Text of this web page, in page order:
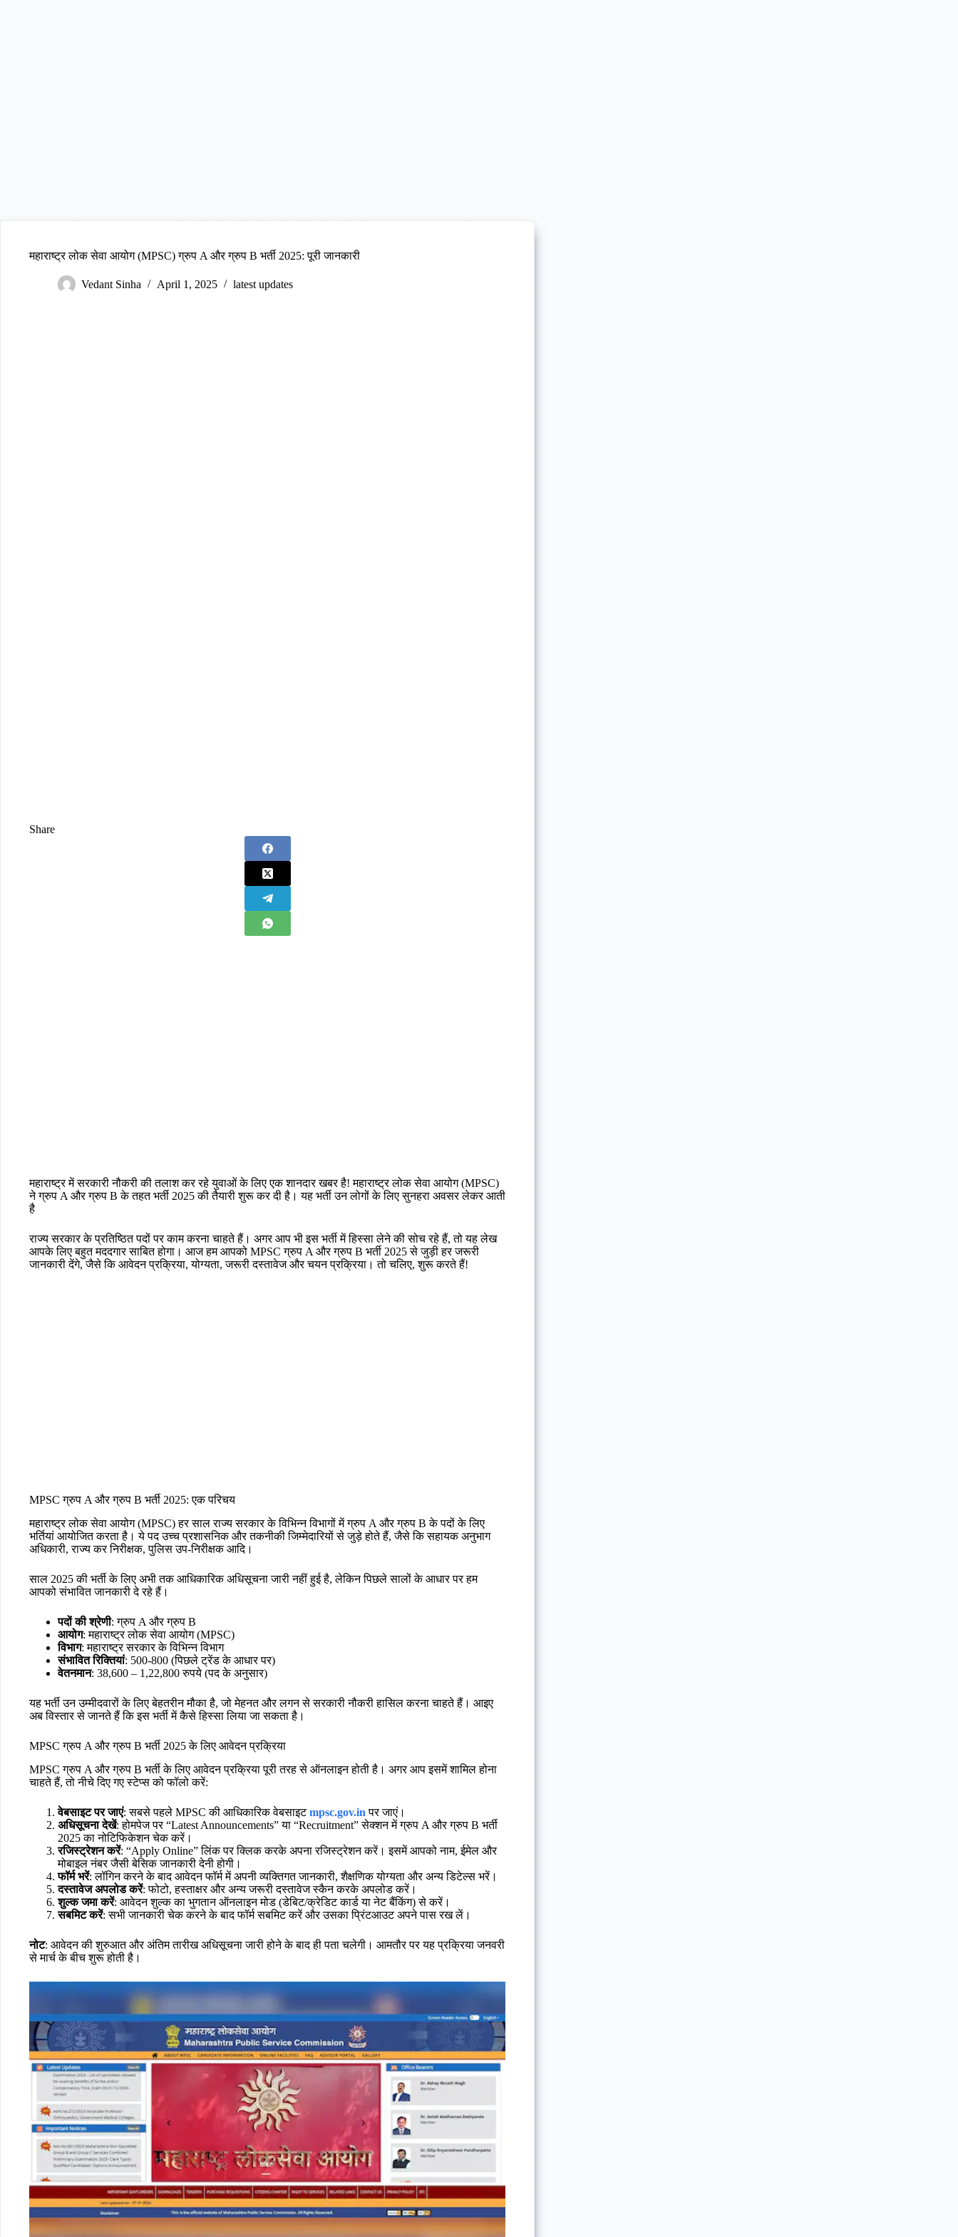
महाराष्ट्र लोक सेवा आयोग (MPSC) ग्रुप A और ग्रुप B भर्ती 2025: पूरी जानकारी
Vedant Sinha April 1, 2025 latest updates
Share
महाराष्ट्र में सरकारी नौकरी की तलाश कर रहे युवाओं के लिए एक शानदार खबर है! महाराष्ट्र लोक सेवा आयोग (MPSC)
ने ग्रुप A और ग्रुप B के तहत भर्ती 2025 की तैयारी शुरू कर दी है। यह भर्ती उन लोगों के लिए सुनहरा अवसर लेकर आती
है
राज्य सरकार के प्रतिष्ठित पदों पर काम करना चाहते हैं। अगर आप भी इस भर्ती में हिस्सा लेने की सोच रहे हैं, तो यह लेख
आपके लिए बहुत मददगार साबित होगा। आज हम आपको MPSC ग्रुप A और ग्रुप B भर्ती 2025 से जुड़ी हर जरूरी
जानकारी देंगे, जैसे कि आवेदन प्रक्रिया, योग्यता, जरूरी दस्तावेज और चयन प्रक्रिया। तो चलिए, शुरू करते हैं!
MPSC ग्रुप A और ग्रुप B भर्ती 2025: एक परिचय
महाराष्ट्र लोक सेवा आयोग (MPSC) हर साल राज्य सरकार के विभिन्न विभागों में ग्रुप A और ग्रुप B के पदों के लिए
भर्तियां आयोजित करता है। ये पद उच्च प्रशासनिक और तकनीकी जिम्मेदारियों से जुड़े होते हैं, जैसे कि सहायक अनुभाग
अधिकारी, राज्य कर निरीक्षक, पुलिस उप-निरीक्षक आदि।
साल 2025 की भर्ती के लिए अभी तक आधिकारिक अधिसूचना जारी नहीं हुई है, लेकिन पिछले सालों के आधार पर हम
आपको संभावित जानकारी दे रहे हैं।
पदों की श्रेणी: ग्रुप A और ग्रुप B
आयोग: महाराष्ट्र लोक सेवा आयोग (MPSC)
विभाग: महाराष्ट्र सरकार के विभिन्न विभाग
संभावित रिक्तियां: 500-800 (पिछले ट्रेंड के आधार पर)
वेतनमान: 38,600 – 1,22,800 रुपये (पद के अनुसार)
यह भर्ती उन उम्मीदवारों के लिए बेहतरीन मौका है, जो मेहनत और लगन से सरकारी नौकरी हासिल करना चाहते हैं। आइए
अब विस्तार से जानते हैं कि इस भर्ती में कैसे हिस्सा लिया जा सकता है।
MPSC ग्रुप A और ग्रुप B भर्ती 2025 के लिए आवेदन प्रक्रिया
MPSC ग्रुप A और ग्रुप B भर्ती के लिए आवेदन प्रक्रिया पूरी तरह से ऑनलाइन होती है। अगर आप इसमें शामिल होना
चाहते हैं, तो नीचे दिए गए स्टेप्स को फॉलो करें:
वेबसाइट पर जाएं: सबसे पहले MPSC की आधिकारिक वेबसाइटmpsc.gov.in पर जाएं।
अधिसूचना देखें: होमपेज पर “Latest Announcements” या “Recruitment” सेक्शन में ग्रुप A और ग्रुप B भर्ती
2025 का नोटिफिकेशन चेक करें।
रजिस्ट्रेशन करें: “Apply Online” लिंक पर क्लिक करके अपना रजिस्ट्रेशन करें। इसमें आपको नाम, ईमेल और
मोबाइल नंबर जैसी बेसिक जानकारी देनी होगी।
फॉर्म भरें: लॉगिन करने के बाद आवेदन फॉर्म में अपनी व्यक्तिगत जानकारी, शैक्षणिक योग्यता और अन्य डिटेल्स भरें।
दस्तावेज अपलोड करें: फोटो, हस्ताक्षर और अन्य जरूरी दस्तावेज स्कैन करके अपलोड करें।
शुल्क जमा करें: आवेदन शुल्क का भुगतान ऑनलाइन मोड (डेबिट/क्रेडिट कार्ड या नेट बैंकिंग) से करें।
सबमिट करें: सभी जानकारी चेक करने के बाद फॉर्म सबमिट करें और उसका प्रिंटआउट अपने पास रख लें।
नोट: आवेदन की शुरुआत और अंतिम तारीख अधिसूचना जारी होने के बाद ही पता चलेगी। आमतौर पर यह प्रक्रिया जनवरी
से मार्च के बीच शुरू होती है।